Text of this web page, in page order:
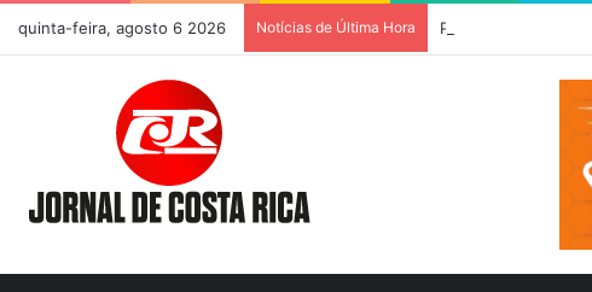
quinta-feira, agosto 6 2026 Notícias de Última Hora Previsão do Tempo